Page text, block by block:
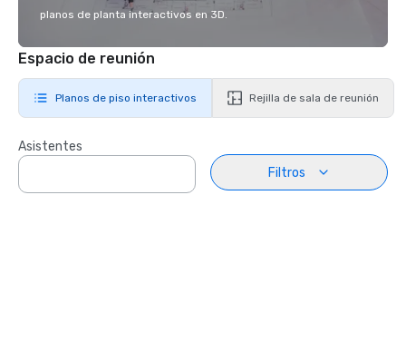
planos de planta interactivos en 3D.
Espacio de reunión
Planos de piso interactivos Rejilla de sala de reunión
Asistentes
Filtros